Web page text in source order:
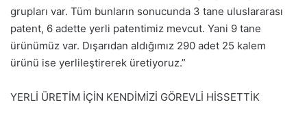
grupları var. Tüm bunların sonucunda 3 tane uluslararası
patent, 6 adette yerli patentimiz mevcut. Yani 9 tane
ürünümüz var. Dışarıdan aldığımız 290 adet 25 kalem
ürünü ise yerlileştirerek üretiyoruz.”
YERLİ ÜRETİM İÇİN KENDİMİZİ GÖREVLİ HİSSETTİK